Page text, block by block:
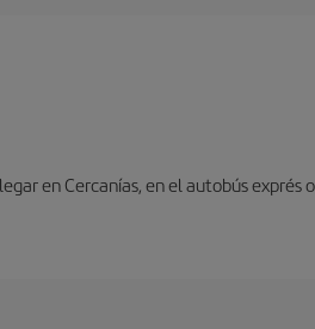
en Cercanías, en el autobús exprés